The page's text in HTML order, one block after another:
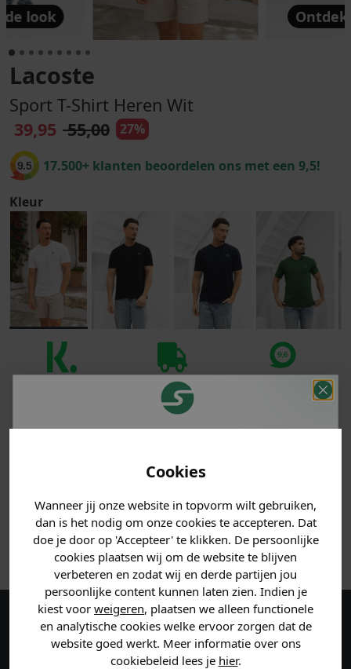
Cookies
Wanneer jij onze website in topvorm wilt gebruiken,
dan is het nodig om onze cookies te accepteren. Dat
doe je door op 'Accepteer' te klikken. De persoonlijke
cookies plaatsen wij om de website te blijven
verbeteren en zodat wij en derde partijen jou
persoonlijke content kunnen laten zien. Indien je
kiest voor weigeren, plaatsen we alleen functionele
en analytische cookies welke ervoor zorgen dat de
website goed werkt. Meer informatie over ons
cookiebeleid lees je hier.
de look
Lacoste
Sport T-Shirt Heren Wit
39,95 55,00 27%
9.5 17.500+ klanten beoordelen ons met een 9,5!
Kleur
Voor 23:59 besteld
is morgen in huis!*
beoordelen ons
MATERIAAL & WASVOORSCHRIFT
ANDERE BESTELDEN OOK
Maak een account aan en ontvang 5%
korting op je eerste bestelling!
korting ontvangen!
Vertel ons waar je naar op
zoek bent en claim direct
jouwkorting.
Heren kleding
Dames kleding